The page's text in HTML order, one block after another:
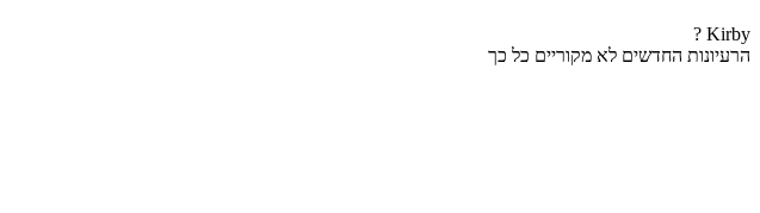
Kirby ?
הרעיונות החדשים לא מקוריים כל כך